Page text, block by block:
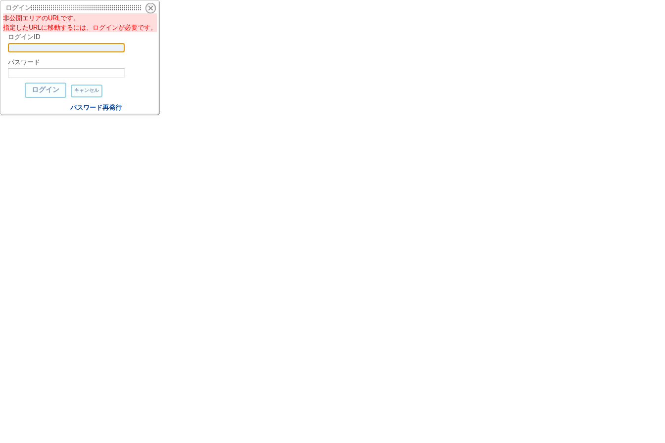
ログイン
非公開エリアのURLです。
指定したURLに移動するには、ログインが必要です。
ログインID
パスワード
パスワード再発行